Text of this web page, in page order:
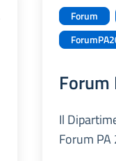
Forum
Forum
Il
Forum PA